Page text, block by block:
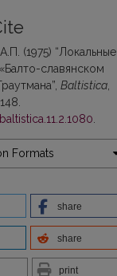
(1975) “Локальные
славянском
Baltistica
Formats
share
share
print